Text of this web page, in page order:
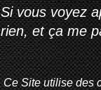
Si vous voyez
rien, et ça me
Ce Site utilise des